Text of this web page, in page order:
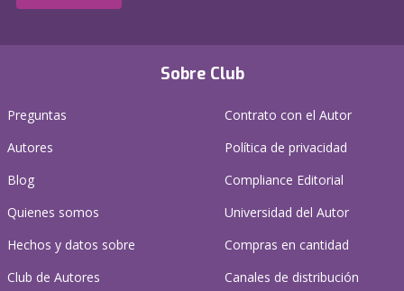
Sobre Club
Preguntas
Autores
Blog
Quienes somos
Hechos y datos sobre
Club de Autores
Contrato con el Autor
Política de privacidad
Compliance Editorial
Universidad del Autor
Compras en cantidad
Canales de distribución